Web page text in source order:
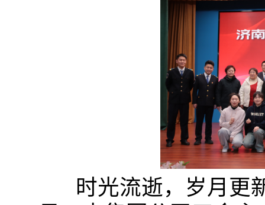
时光流逝，岁月更